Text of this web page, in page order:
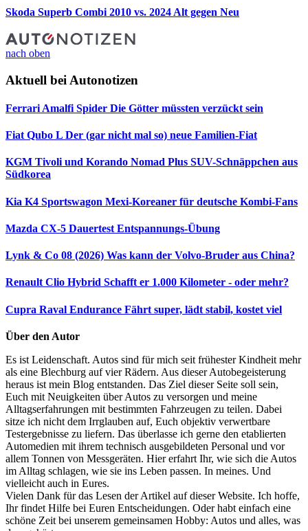
Skoda Superb Combi 2010 vs. 2024 Alt gegen Neu
nach oben
Aktuell bei Autonotizen
Ferrari Amalfi Spider Die Götter müssten verzückt sein
Fiat Qubo L Der (gar nicht mal so) neue Familien-Fiat
KGM Tivoli und Korando Nomad Plus SUV-Schnäppchen aus
Südkorea
Kia K4 Sportswagon Mexi-Koreaner für deutsche Kombi-Fans
Mazda CX-5 Dauertest Entspannungs-Übung
Lynk & Co 08 (2026) Was kann der Volvo-Bruder aus China?
Renault Clio Hybrid Schafft er 1.000 Kilometer - oder mehr?
Cupra Raval Endurance Fährt super, lädt stabil, kostet viel
Über den Autor
Es ist Leidenschaft. Autos sind für mich seit frühester Kindheit mehr
als eine Blechburg auf vier Rädern. Aus dieser Autobegeisterung
heraus ist mein Blog entstanden. Das Ziel dieser Seite soll sein,
Euch mit Neuigkeiten über Autos zu versorgen und meine
Alltagserfahrungen mit bestimmten Fahrzeugen zu teilen. Dabei
sitze ich nicht dem Irrglauben auf, Euch objektiv verwertbare
Testergebnisse zu liefern. Das überlasse ich gerne den etablierten
Automedien mit ihrem technisch ausgebildeten Personal und vor
allem Tonnen von Messgeräten. Hier erfahrt Ihr, wie sich die Autos
im Alltag schlagen, wie sie ins Leben passen. In meines. Und
vielleicht auch in Eures.
Vielen Dank für das Lesen der Artikel auf dieser Website. Ich hoffe,
Ihr findet Hilfe bei Euren Entscheidungen. Oder habt einfach eine
schöne Zeit bei unserem gemeinsamen Hobby: Autos und alles, was